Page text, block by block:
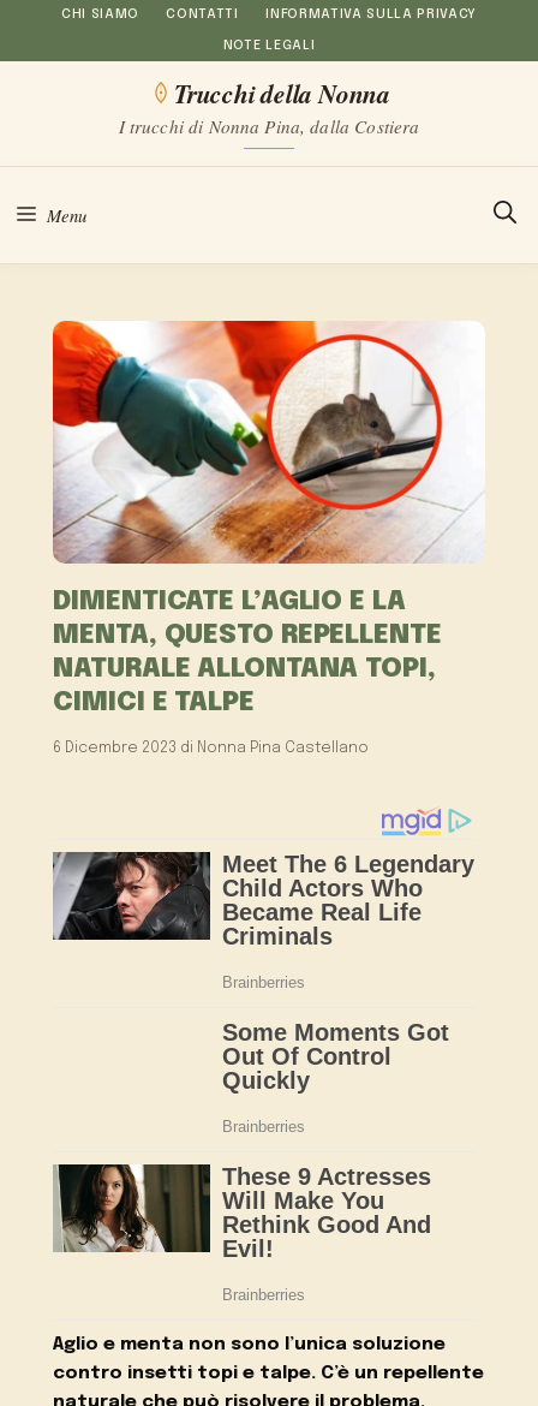
al
CHI SIAMO CONTATTI INFORMATIVA SULLA PRIVACY
NOTE LEGALI
Trucchi della Nonna
I trucchi di Nonna Pina, dalla Costiera
Menu
DIMENTICATE L’AGLIO E LA
MENTA, QUESTO REPELLENTE
NATURALE ALLONTANA TOPI,
CIMICI E TALPE
6 Dicembre 2023 di Nonna Pina Castellano
Aglio e menta non sono l’unica soluzione
contro insetti topi e talpe. C’è un repellente